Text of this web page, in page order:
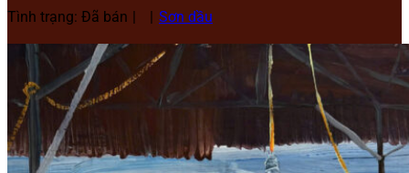
Tình trạng: Đã bán
Sơn dầu